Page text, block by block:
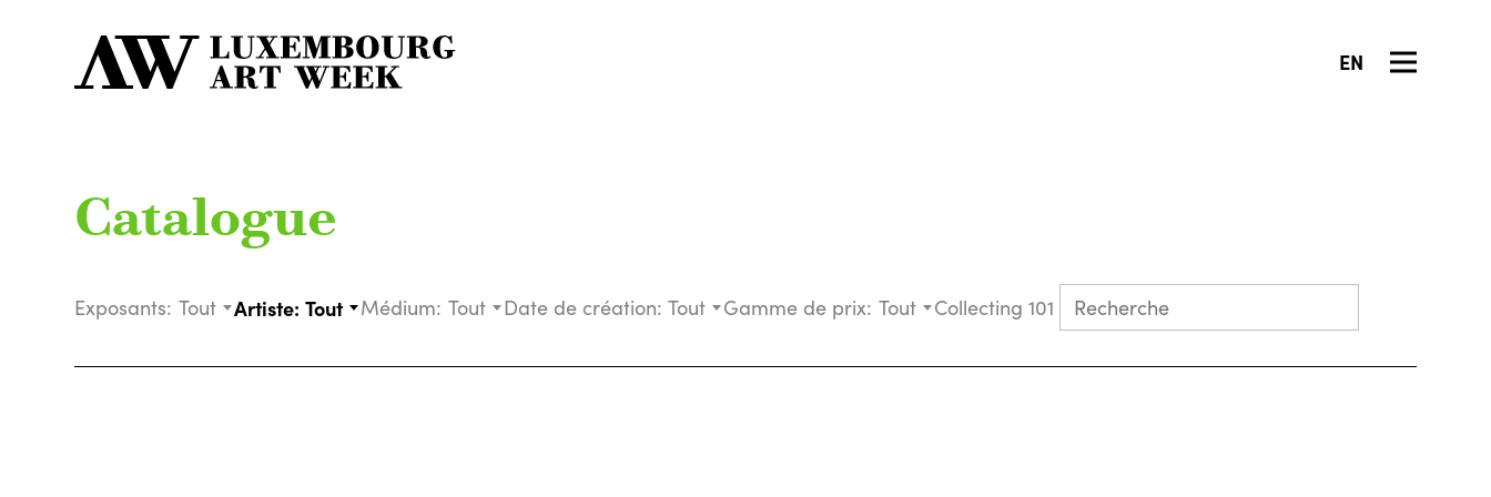
EN
Catalogue
Exposants: Tout Artiste: Tout Médium: Tout Date de création: Tout Gamme de prix: Tout Collecting 101